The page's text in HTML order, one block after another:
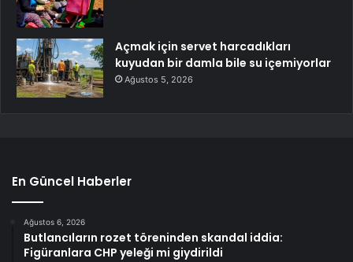
Açmak için servet harcadıkları
kuyudan bir damla bile su içemiyorlar
Ağustos 5, 2026
En Güncel Haberler
Ağustos 6, 2026
Butlancıların rozet töreninden skandal iddia:
Figüranlara CHP yeleği mi giydirildi